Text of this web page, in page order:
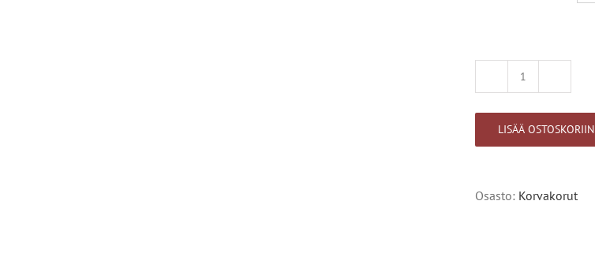
Hiljaisuus
määrä
LISÄÄ OSTOSKORIIN
Osasto: Korvakorut